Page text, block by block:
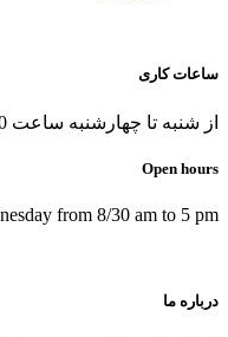
ساعات کاری
از شنبه تا چهارشنبه ساعت 8/30 تا 17
Open hours
from 8/30 am to 5 pm
درباره ما